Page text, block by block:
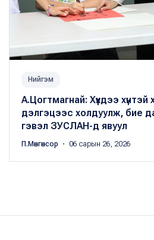
Нийгэм
А.Цогтмагнай: Хүүхдээ
дэлгэцээс холдуулж, бие
гэвэл ЗУСЛАН-д явуул
П.Мөнгөнсор ・ 06 сарын 26, 2026